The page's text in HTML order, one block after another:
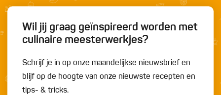
Wil jij graag geïnspireerd worden met
culinaire meesterwerkjes?
Schrijf je in op onze maandelijkse nieuwsbrief en
blijf op de hoogte van onze nieuwste recepten en
tips- & tricks.